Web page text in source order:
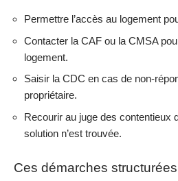
Permettre l’accès au logement
Contacter la CAF ou la CMSA
logement.
Saisir la CDC en cas de non-
propriétaire.
Recourir au juge des contentieux
solution n’est trouvée.
Ces démarches